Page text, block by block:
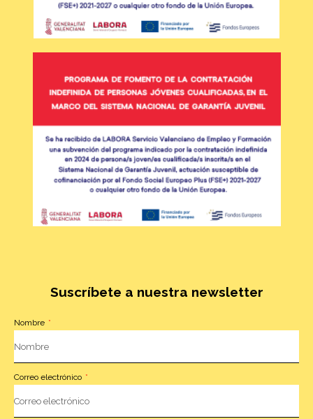
Suscríbete a nuestra newsletter
Nombre
Correo electrónico